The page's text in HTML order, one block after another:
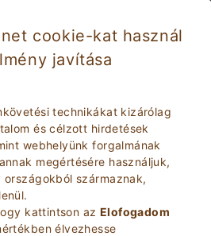
cookie-kat használ
javítása
technikákat kizárólag
és célzott hirdetések
webhelyünk forgalmának
megértésére használjuk,
származnak,
kattintson az Elofogadom
élvezhesse
KERESÉS